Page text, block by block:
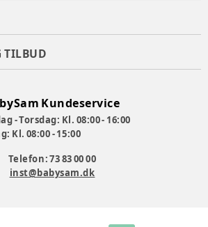
TILBUD
Kundeservice
- Torsdag: Kl. 08:00 - 16:00
Kl. 08:00 - 15:00
Telefon: 73 83 00 00
inst@babysam.dk